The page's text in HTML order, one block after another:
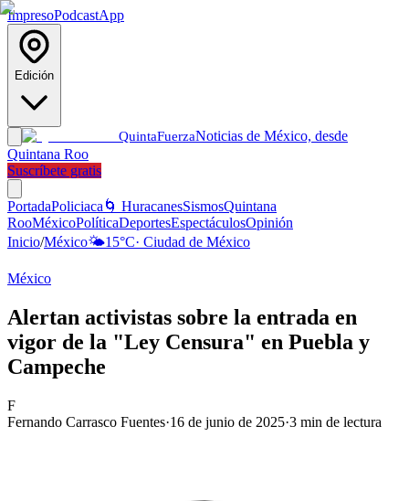
ImpresoPodcastApp
Edición
QuintaFuerzaNoticias de México, desde
Quintana Roo
Suscríbete gratis
PortadaPoliciaca 🌀 HuracanesSismosQuintana
RooMéxicoPolíticaDeportesEspectáculosOpinión
Inicio/México🌤️15°C· Ciudad de México
México
Alertan activistas sobre la entrada en
vigor de la "Ley Censura" en Puebla y
Campeche
F
Fernando Carrasco Fuentes·16 de junio de 2025·3 min de lectura